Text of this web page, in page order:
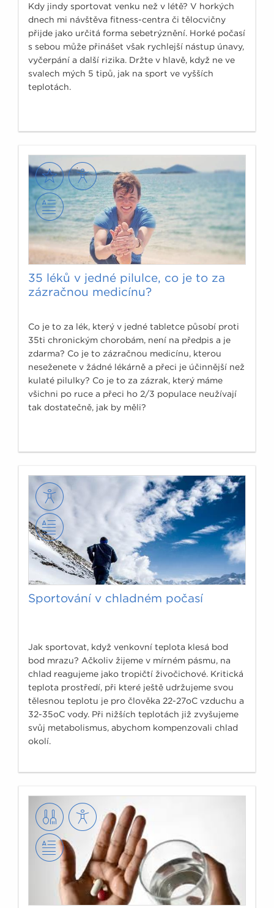
Kdy jindy sportovat venku než v létě? V horkých
dnech mi návštěva fitness-centra či tělocvičny
přijde jako určitá forma sebetrýznění. Horké počasí
s sebou může přinášet však rychlejší nástup únavy,
vyčerpání a další rizika. Držte v hlavě, když ne ve
svalech mých 5 tipů, jak na sport ve vyšších
teplotách.
35 léků v jedné pilulce, co je to za
zázračnou medicínu?
Co je to za lék, který v jedné tabletce působí proti
35ti chronickým chorobám, není na předpis a je
zdarma? Co je to zázračnou medicínu, kterou
neseženete v žádné lékárně a přeci je účinnější než
kulaté pilulky? Co je to za zázrak, který máme
všichni po ruce a přeci ho 2/3 populace neužívají
tak dostatečně, jak by měli?
Sportování v chladném počasí
Jak sportovat, když venkovní teplota klesá bod
bod mrazu? Ačkoliv žijeme v mírném pásmu, na
chlad reagujeme jako tropičtí živočichové. Kritická
teplota prostředí, při které ještě udržujeme svou
tělesnou teplotu je pro člověka 22-27oC vzduchu a
32-35oC vody. Při nižších teplotách již zvyšujeme
svůj metabolismus, abychom kompenzovali chlad
okolí.